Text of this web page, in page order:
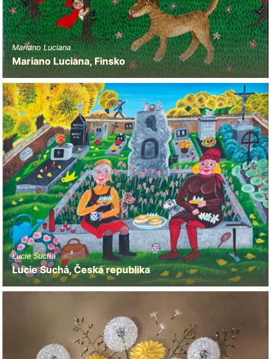
Mariano Luciana
Mariano Luciana, Finsko
Lucie Suchá
Lucie Suchá, Česká republika